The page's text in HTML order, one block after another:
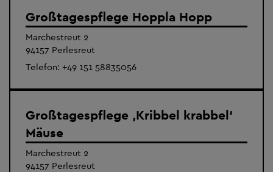
Großtagespflege Hoppla Hopp
Marchestreut 2
94157 Perlesreut
Telefon: +49 151 58835056
Großtagespflege ‚Kribbel krabbel‘
Mäuse
Marchestreut 2
94157 Perlesreut